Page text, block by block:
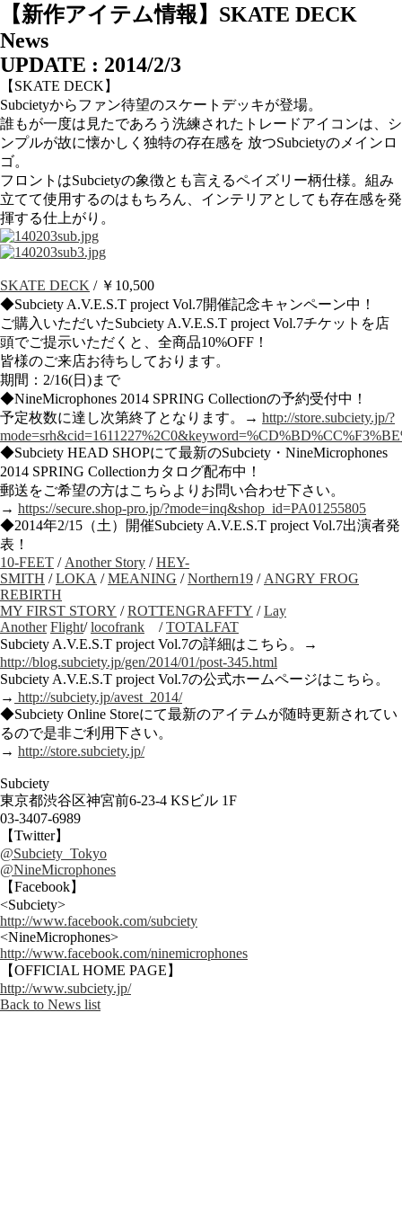
【新作アイテム情報】SKATE DECK
News
UPDATE : 2014/2/3
【SKATE DECK】
Subcietyからファン待望のスケートデッキが登場。
誰もが一度は見たであろう洗練されたトレードアイコンは、シ
ンプルが故に懐かしく独特の存在感を 放つSubcietyのメインロ
ゴ。
フロントはSubcietyの象徴とも言えるペイズリー柄仕様。組み
立てて使用するのはもちろん、インテリアとしても存在感を発
揮する仕上がり。
SKATE DECK / ￥10,500
◆Subciety A.V.E.S.T project Vol.7開催記念キャンペーン中！
ご購入いただいたSubciety A.V.E.S.T project Vol.7チケットを店
頭でご提示いただくと、全商品10%OFF！
皆様のご来店お待ちしております。
期間：2/16(日)まで
◆NineMicrophones 2014 SPRING Collectionの予約受付中！
予定枚数に達し次第終了となります。→ http://store.subciety.jp/?
◆Subciety HEAD SHOPにて最新のSubciety・NineMicrophones
2014 SPRING Collectionカタログ配布中！
郵送をご希望の方はこちらよりお問い合わせ下さい。
→ https://secure.shop-pro.jp/?mode=inq&shop_id=PA01255805
◆2014年2/15（土）開催Subciety A.V.E.S.T project Vol.7出演者発
表！
10-FEET / Another Story /HEY-
SMITH /LOKA /MEANING /Northern19 / ANGRY FROG
REBIRTH
MY FIRST STORY /ROTTENGRAFFTY /Lay
Another Flight/locofrank /TOTALFAT
Subciety A.V.E.S.T project Vol.7の詳細はこちら。→
http://blog.subciety.jp/gen/2014/01/post-345.html
Subciety A.V.E.S.T project Vol.7の公式ホームページはこちら。
→ http://subciety.jp/avest_2014/
◆Subciety Online Storeにて最新のアイテムが随時更新されてい
るので是非ご利用下さい。
→ http://store.subciety.jp/
Subciety
東京都渋谷区神宮前6-23-4 KSビル 1F
03-3407-6989
【Twitter】
@Subciety_Tokyo
@NineMicrophones
【Facebook】
<Subciety>
http://www.facebook.com/subciety
<NineMicrophones>
http://www.facebook.com/ninemicrophones
【OFFICIAL HOME PAGE】
http://www.subciety.jp/
Back to News list